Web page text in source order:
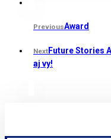
PreviousAward
Next Future Stories
aj vy!